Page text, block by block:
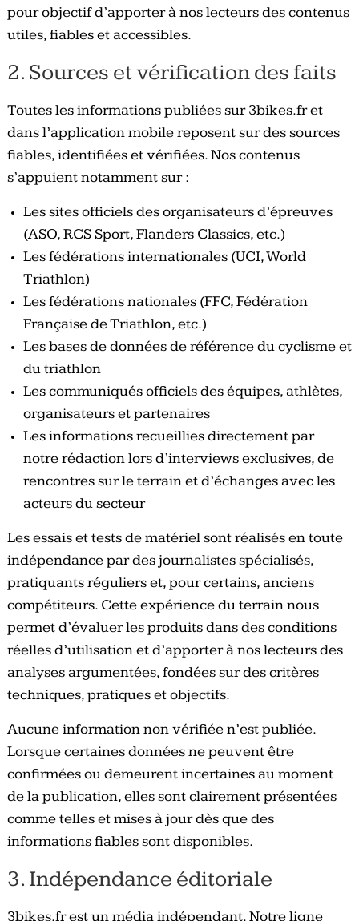
pour objectif d’apporter à nos lecteurs des contenus
utiles, fiables et accessibles.
2. Sources et vérification des faits
Toutes les informations publiées sur 3bikes.fr et
dans l’application mobile reposent sur des sources
fiables, identifiées et vérifiées. Nos contenus
s’appuient notamment sur :
Les sites officiels des organisateurs d’épreuves
(ASO, RCS Sport, Flanders Classics, etc.)
Les fédérations internationales (UCI, World
Triathlon)
Les fédérations nationales (FFC, Fédération
Française de Triathlon, etc.)
Les bases de données de référence du cyclisme et
du triathlon
Les communiqués officiels des équipes, athlètes,
organisateurs et partenaires
Les informations recueillies directement par
notre rédaction lors d’interviews exclusives, de
rencontres sur le terrain et d’échanges avec les
acteurs du secteur
Les essais et tests de matériel sont réalisés en toute
indépendance par des journalistes spécialisés,
pratiquants réguliers et, pour certains, anciens
compétiteurs. Cette expérience du terrain nous
permet d’évaluer les produits dans des conditions
réelles d’utilisation et d’apporter à nos lecteurs des
analyses argumentées, fondées sur des critères
techniques, pratiques et objectifs.
Aucune information non vérifiée n’est publiée.
Lorsque certaines données ne peuvent être
confirmées ou demeurent incertaines au moment
de la publication, elles sont clairement présentées
comme telles et mises à jour dès que des
informations fiables sont disponibles.
3. Indépendance éditoriale
3bikes.fr est un média indépendant. Notre ligne